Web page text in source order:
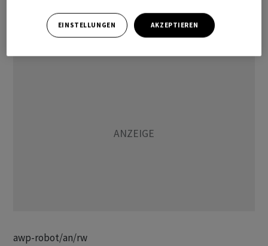
Entspannung, und das Barrel Brent notiert am
Mittwochmittag knapp unter 110 US-Dollar.
awp-robot/an/rw
EINSTELLUNGEN AKZEPTIEREN